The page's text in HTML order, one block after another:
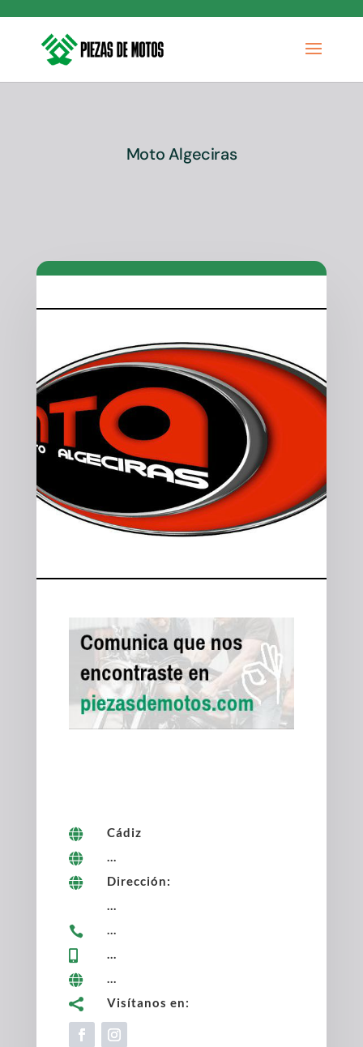
Moto Algeciras

Cádiz

...

Dirección:
...

...

...

...

Visítanos en: